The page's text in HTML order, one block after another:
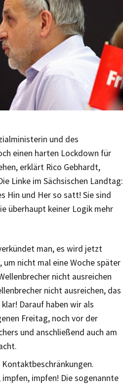
und des
einen harten Lockdown für
erklärt Rico Gebhardt,
Linke im Sächsischen Landtag:
Hin und Her so satt! Sie sind
überhaupt keiner Logik mehr
man, es wird jetzt
um nicht mal eine Woche später
nicht ausreichen
nicht ausreichen, das
Darauf haben wir als
Freitag, noch vor der
und anschließend auch am
impfen! Die sogenannte